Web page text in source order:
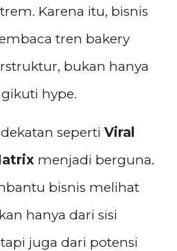
Karena itu, bisnis
tren bakery
bukan hanya
hype.
seperti Viral
menjadi berguna.
bisnis melihat
hanya dari sisi
juga dari potensi